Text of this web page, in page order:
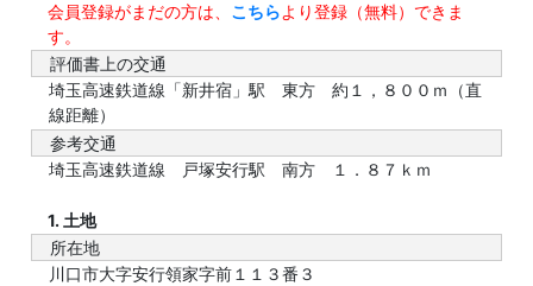
会員登録がまだの方は、 こちらより登録（無料）できま
す。
評価書上の交通
埼玉高速鉄道線「新井宿」駅 東方 約１，８００ｍ（直
線距離）
参考交通
埼玉高速鉄道線 戸塚安行駅 南方 １．８７ｋｍ
1. 土地
所在地
川口市大字安行領家字前１１３番３